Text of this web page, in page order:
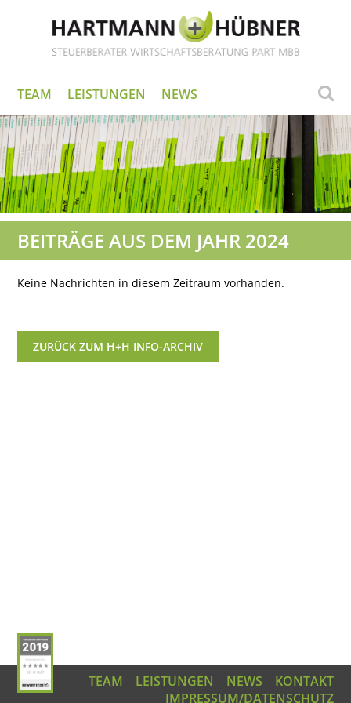
TEAM LEISTUNGEN NEWS
BEITRÄGE AUS DEM JAHR 2024
Keine Nachrichten in diesem Zeitraum vorhanden.
ZURÜCK ZUM H+H INFO-ARCHIV
TEAM LEISTUNGEN NEWS
KONTAKT
IMPRESSUM/DATENSCHUTZ